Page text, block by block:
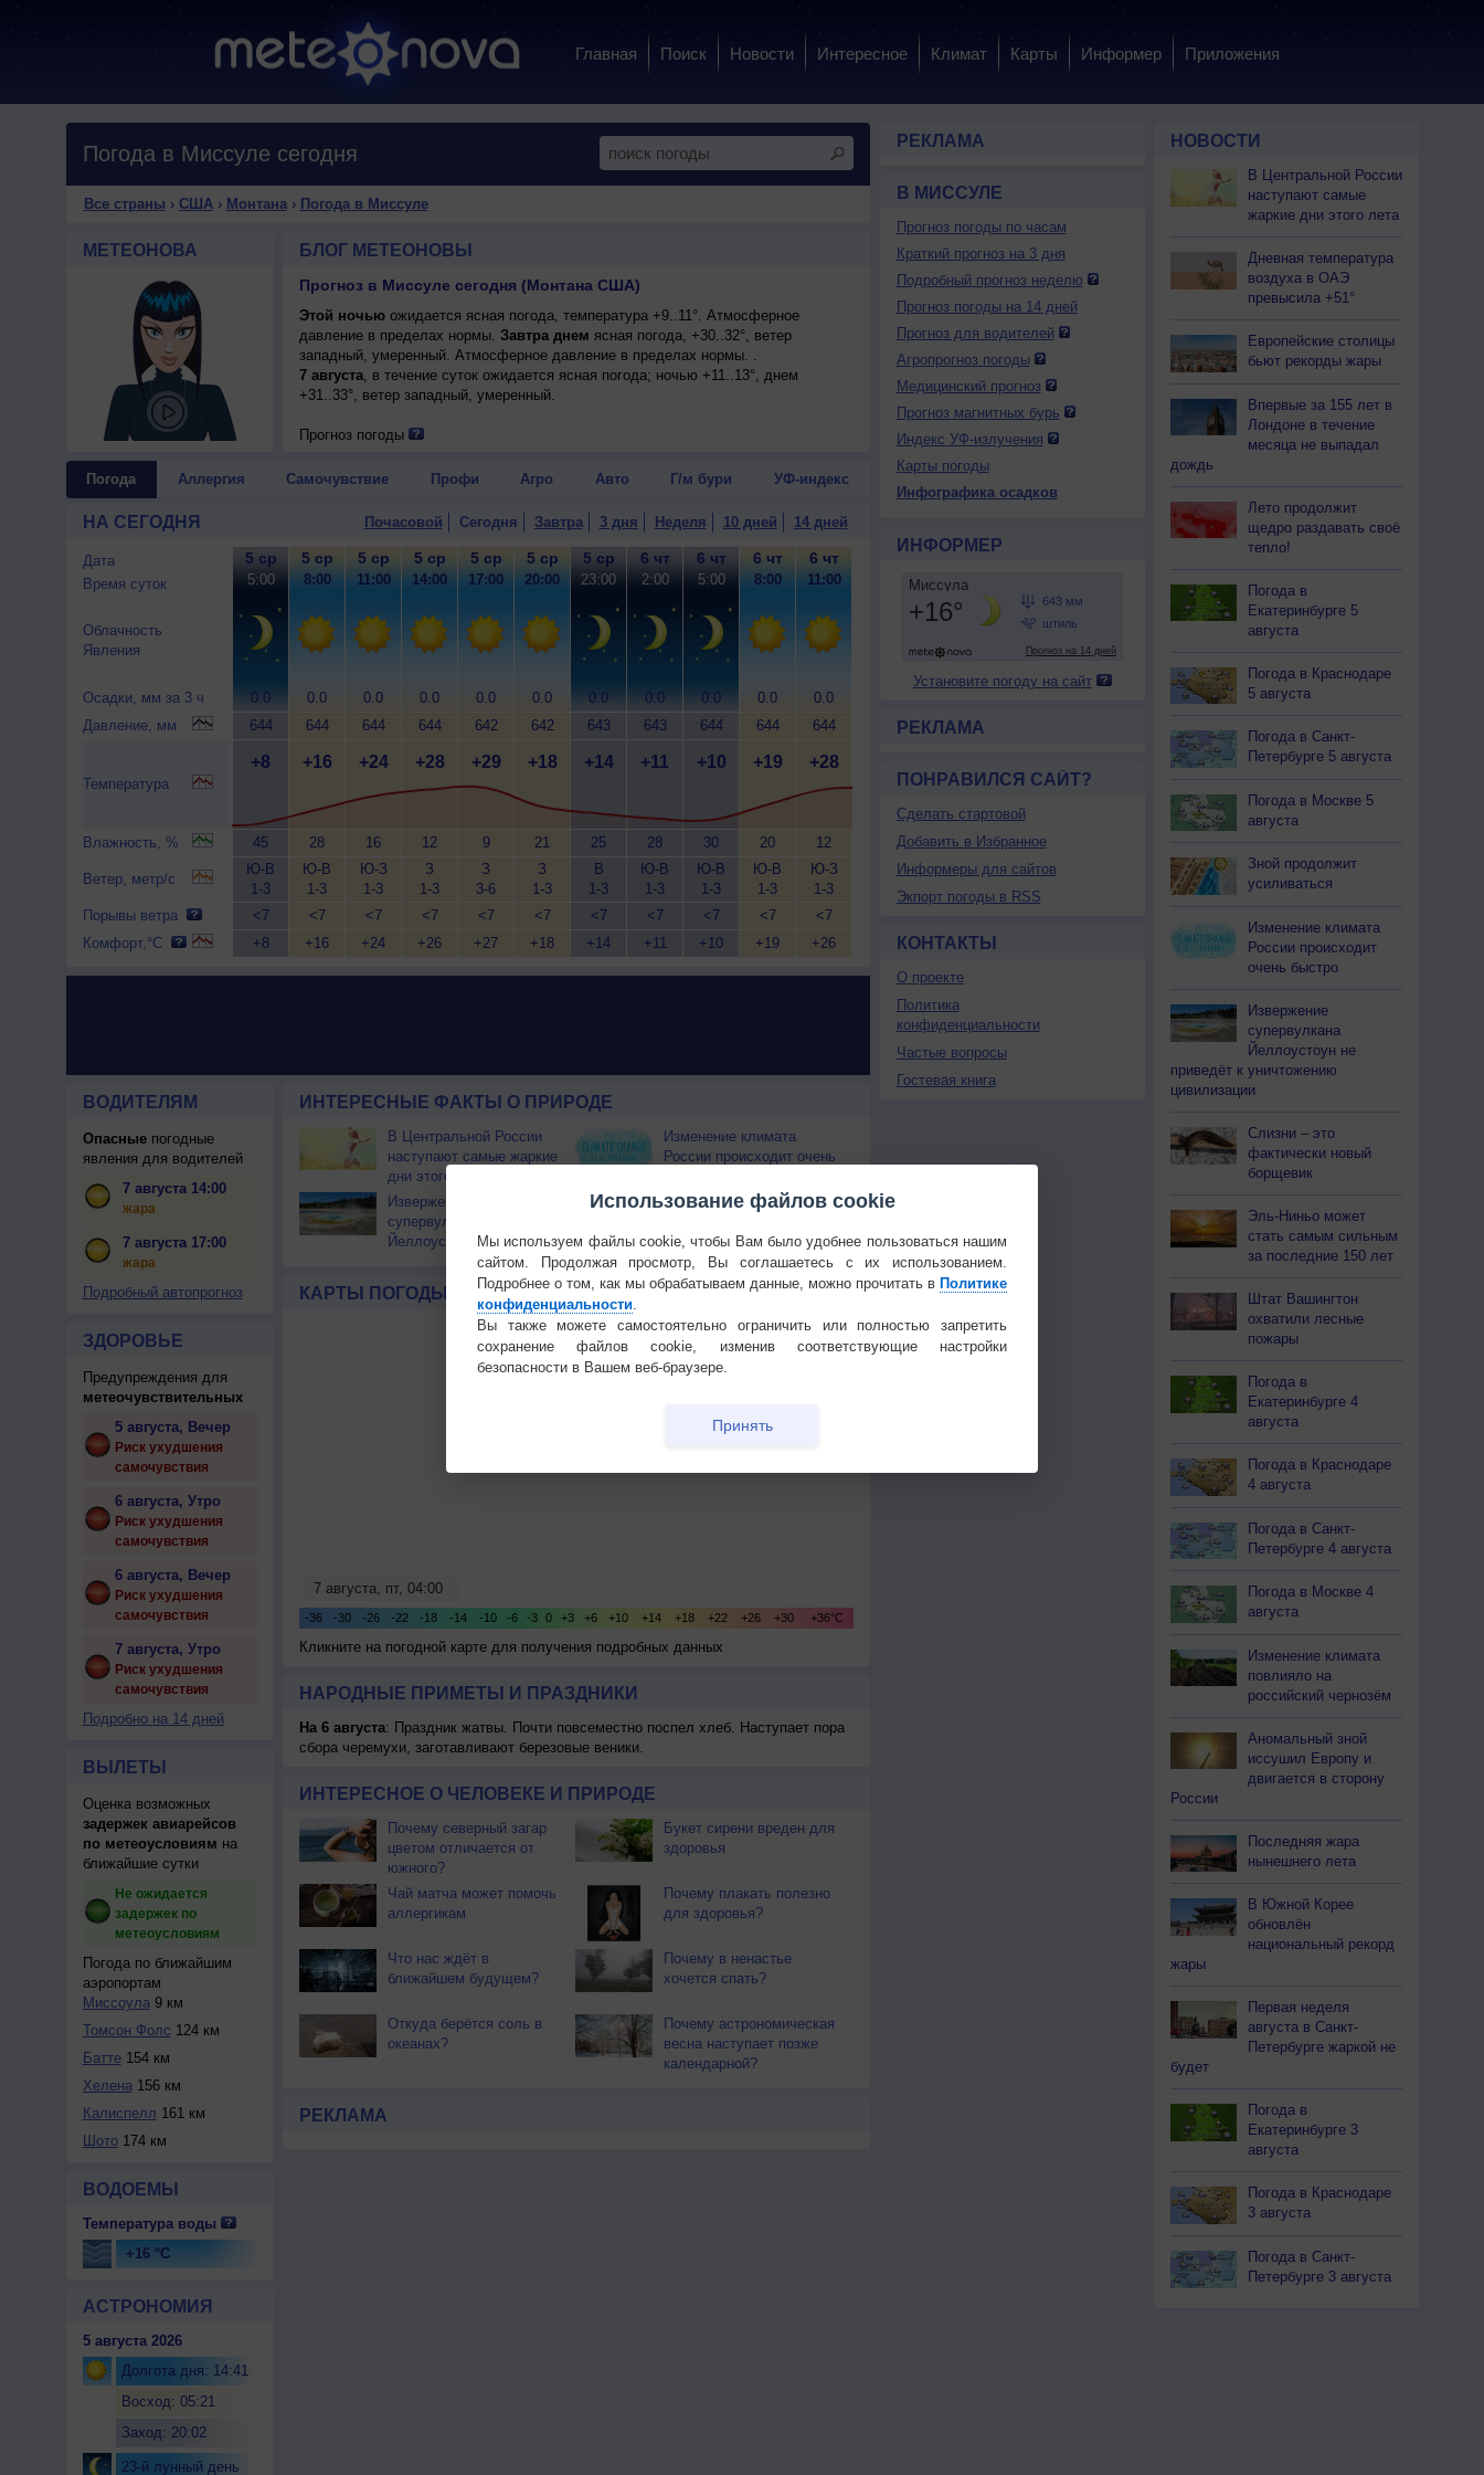
Главная Поиск Новости Интересное Климат Карты Информер Приложения
Погода в Миссуле сегодня
Все страны › США› Монтана› Погода в Миссуле
МЕТЕОНОВА БЛОГ МЕТЕОНОВЫ
Прогноз в Миссуле сегодня (Монтана США)
Этой ночьюожидается ясная погода, температура +9..11°. Атмосферное
давление в пределах нормы. Завтра днем ясная погода, +30..32°, ветер
западный, умеренный. Атмосферное давление в пределах нормы. .
7 августа, в течение суток ожидается ясная погода; ночью +11..13°, днем
+31..33°, ветер западный, умеренный.
Прогноз погоды
Погода Аллергия Самочувствие Профи Агро Авто Г/м бури УФ-индекс
НА СЕГОДНЯ Почасовой Сегодня Завтра 3 дня Неделя 10 дней 14 дней
Дата
Время суток
Облачность
Явления
Осадки, мм за 3 ч
Давление, мм
Температура
Влажность, %
Ветер, метр/с
Порывы ветра
Комфорт,°C
5 ср
5:00
0.0
644
+8
45
Ю-В
1-3
<7
+8
5 ср
8:00
0.0
644
+16
28
Ю-В
1-3
<7
+16
5 ср
11:00
0.0
644
+24
16
Ю-З
1-3
<7
+24
5 ср
14:00
0.0
644
+28
12
З
1-3
<7
+26
5 ср
17:00
0.0
642
+29
9
З
3-6
<7
+27
5 ср
20:00
0.0
642
+18
21
З
1-3
<7
+18
5 ср
23:00
0.0
643
+14
25
В
1-3
<7
+14
6 чт
2:00
0.0
643
+11
28
Ю-В
1-3
<7
+11
6 чт
5:00
0.0
644
+10
30
Ю-В
1-3
<7
+10
6 чт
8:00
0.0
644
+19
20
Ю-В
1-3
<7
+19
6 чт
11:00
0.0
644
+28
12
Ю-З
1-3
<7
+26
ВОДИТЕЛЯМ
Опасныепогодные
явления для водителей
7 августа 14:00
жара
7 августа 17:00
жара
Подробный автопрогноз
ЗДОРОВЬЕ
Предупреждения для
метеочувствительных
5 августа, Вечер
Риск ухудшения
самочувствия
6 августа, Утро
Риск ухудшения
самочувствия
6 августа, Вечер
Риск ухудшения
самочувствия
7 августа, Утро
Риск ухудшения
самочувствия
Подробно на 14 дней
ВЫЛЕТЫ
Оценка возможных
задержек авиарейсов
по метеоусловиям на
ближайшие сутки
Не ожидается
задержек по
метеоусловиям
Погода по ближайшим
аэропортам
Миссоула9 км
Томсон Фолс 124 км
Батте154 км
Хелена156 км
Калиспелл 161 км
Шото174 км
ВОДОЕМЫ
Температура воды
+16 °C
АСТРОНОМИЯ
5 августа 2026
Долгота дня: 14:41
Восход: 05:21
Заход: 20:02
23-й лунный день
ИНТЕРЕСНЫЕ ФАКТЫ О ПРИРОДЕ
В Центральной России
наступают самые жаркие
дни этого лета
Изменение климата
России происходит очень
Извержение
супервулкана
Йеллоустоун не приведёт
к уничтожению
Штат Вашингтон охватили
КАРТЫ ПОГОДЫ Температура Облачность Осадки
Кликните на погодной карте для получения подробных данных
НАРОДНЫЕ ПРИМЕТЫ И ПРАЗДНИКИ
На 6 августа: Праздник жатвы. Почти повсеместно поспел хлеб. Наступает пора
сбора черемухи, заготавливают березовые веники.
ИНТЕРЕСНОЕ О ЧЕЛОВЕКЕ И ПРИРОДЕ
Почему северный загар
цветом отличается от
южного?
Букет сирени вреден для
здоровья
Чай матча может помочь
аллергикам
Почему плакать полезно
для здоровья?
Что нас ждёт в
ближайшем будущем?
Почему в ненастье
хочется спать?
Откуда берётся соль в
океанах?
Почему астрономическая
весна наступает позже
календарной?
РЕКЛАМА
РЕКЛАМА
В МИССУЛЕ
Прогноз погоды по часам
Краткий прогноз на 3 дня
Подробный прогноз неделю
Прогноз погоды на 14 дней
Прогноз для водителей
Агропрогноз погоды
Медицинский прогноз
Прогноз магнитных бурь
Индекс УФ-излучения
Карты погоды
Инфографика осадков
ИНФОРМЕР
Установите погоду на сайт
РЕКЛАМА
ПОНРАВИЛСЯ САЙТ?
Сделать стартовой
Добавить в Избранное
Информеры для сайтов
Экпорт погоды в RSS
КОНТАКТЫ
О проекте
Политика
конфиденциальности
Частые вопросы
Гостевая книга
НОВОСТИ
В Центральной России
наступают самые
жаркие дни этого лета
Дневная температура
воздуха в ОАЭ
превысила +51°
Европейские столицы
бьют рекорды жары
Впервые за 155 лет в
Лондоне в течение
месяца не выпадал
дождь
Лето продолжит
щедро раздавать своё
тепло!
Погода в
Екатеринбурге 5
августа
Погода в Краснодаре
5 августа
Погода в Санкт-
Петербурге 5 августа
Погода в Москве 5
августа
Зной продолжит
усиливаться
Изменение климата
России происходит
очень быстро
Извержение
супервулкана
Йеллоустоун не
приведёт к уничтожению
цивилизации
Слизни – это
фактически новый
борщевик
Эль-Ниньо может
стать самым сильным
за последние 150 лет
Штат Вашингтон
охватили лесные
пожары
Погода в
Екатеринбурге 4
августа
Погода в Краснодаре
4 августа
Погода в Санкт-
Петербурге 4 августа
Погода в Москве 4
августа
Изменение климата
повлияло на
российский чернозём
Аномальный зной
иссушил Европу и
двигается в сторону
России
Последняя жара
нынешнего лета
В Южной Корее
обновлён
национальный рекорд
жары
Первая неделя
августа в Санкт-
Петербурге жаркой не
будет
Погода в
Екатеринбурге 3
августа
Погода в Краснодаре
3 августа
Погода в Санкт-
Петербурге 3 августа
Использование файлов cookie
Мы используем файлы cookie, чтобы Вам было удобнее пользоваться нашим
сайтом. Продолжая просмотр, Вы соглашаетесь с их использованием.
Подробнее о том, как мы обрабатываем данные, можно прочитать в Политике
конфиденциальности
Вы также можете самостоятельно ограничить или полностью запретить
сохранение файлов cookie, изменив соответствующие настройки
безопасности в Вашем веб-браузере.
Принять